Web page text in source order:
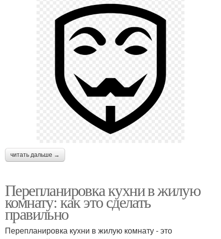
читать дальше →
Перепланировка кухни в жилую
комнату: как это сделать
правильно
Перепланировка кухни в жилую комнату - это